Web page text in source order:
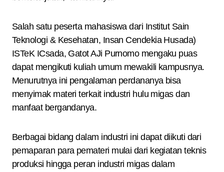
Salah satu peserta mahasiswa dari Institut Sain
Teknologi & Kesehatan, Insan Cendekia Husada)
ISTeK ICsada, Gatot AJi Purnomo mengaku puas
dapat mengikuti kuliah umum mewakili kampusnya.
Menurutnya ini pengalaman perdananya bisa
menyimak materi terkait industri hulu migas dan
manfaat bergandanya.
Berbagai bidang dalam industri ini dapat diikuti dari
pemaparan para pemateri mulai dari kegiatan teknis
produksi hingga peran industri migas dalam